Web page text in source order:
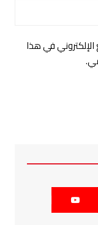
في هذا